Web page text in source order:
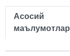
Асосий
маълумотлар